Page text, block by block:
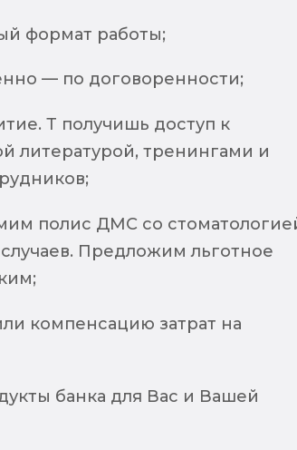
формат работы;
— по договоренности;
Т получишь доступ к
литературой, тренингами и
полис ДМС со
Предложим льготное
компенсацию затрат на
банка для Вас и Вашей